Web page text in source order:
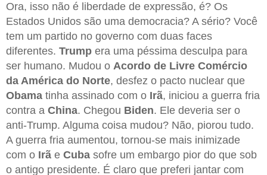
Ora, isso não é liberdade de expressão, é? Os
Estados Unidos são uma democracia? A sério? Você
tem um partido no governo com duas faces
diferentes. Trump era uma péssima desculpa para
ser humano. Mudou o Acordo de Livre Comércio
da América do Norte, desfez o pacto nuclear que
Obama tinha assinado com o Irã, iniciou a guerra fria
contra a China. Chegou Biden. Ele deveria ser o
anti-Trump. Alguma coisa mudou? Não, piorou tudo.
A guerra fria aumentou, tornou-se mais inimizade
com o Irã e Cuba sofre um embargo pior do que sob
o antigo presidente. É claro que preferi jantar com